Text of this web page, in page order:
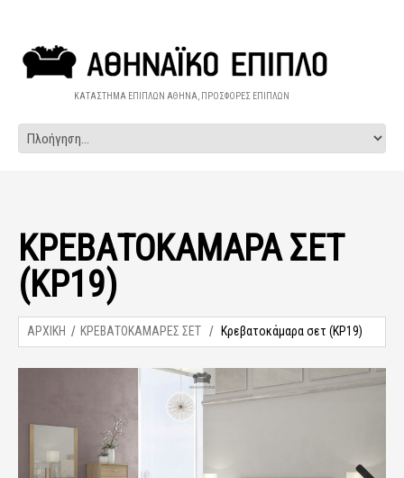
ΚΑΤΑΣΤΗΜΑ ΕΠΙΠΛΩΝ ΑΘΗΝΑ, ΠΡΟΣΦΟΡΕΣ ΕΠΙΠΛΩΝ
ΚΡΕΒΑΤΟΚΆΜΑΡΑ ΣΕΤ
(ΚΡ19)
ΑΡΧΙΚΗ ΚΡΕΒΑΤΟΚΑΜΑΡΕΣ ΣΕΤ Κρεβατοκάμαρα σετ (ΚΡ19)